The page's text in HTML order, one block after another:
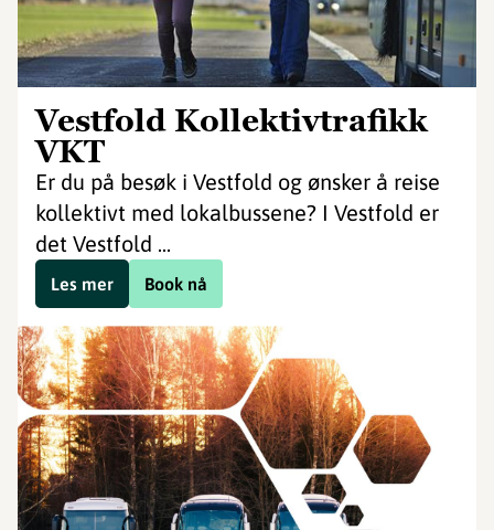
Vestfold Kollektivtrafikk
VKT
Er du på besøk i Vestfold og ønsker å reise
kollektivt med lokalbussene? I Vestfold er
det Vestfold ...
Book nå
Les mer